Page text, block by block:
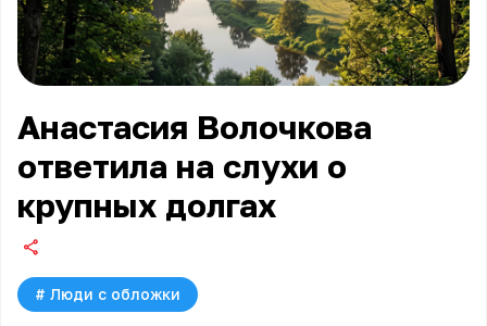
Анастасия Волочкова
ответила на слухи о
крупных долгах
# Люди с обложки